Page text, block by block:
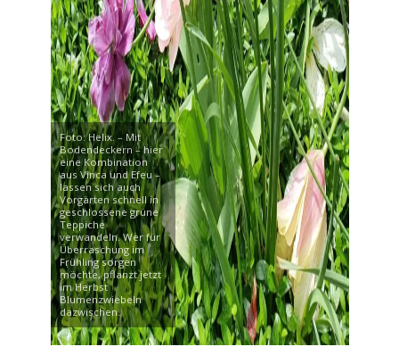
Foto: Helix. – Mit
Bodendeckern – hier
eine Kombination
aus Vinca und Efeu –
lassen sich auch
Vorgärten schnell in
geschlossene grüne
Teppiche
verwandeln. Wer für
Überraschung im
Frühling sorgen
möchte, pflanzt jetzt
im Herbst
Blumenzwiebeln
dazwischen.